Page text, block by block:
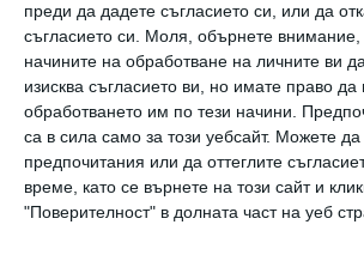
преди да дадете съгласието си, или да
съгласието си. Моля, обърнете внимание,
начините на обработване на личните ви
изисква съгласието ви, но имате право
обработването им по тези начини.
са в сила само за този уебсайт. Можете
предпочитания или да оттеглите
време, като се върнете на този сайт и
"Поверителност" в долната част на уеб
Ако предпочитате да се
говори нещо за вас
Изборът на този цвят на дрехи